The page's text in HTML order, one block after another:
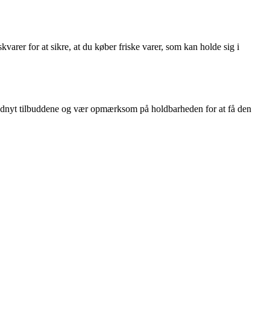
for at sikre, at du køber friske varer, som kan holde sig i
tilbuddene og vær opmærksom på holdbarheden for at få den